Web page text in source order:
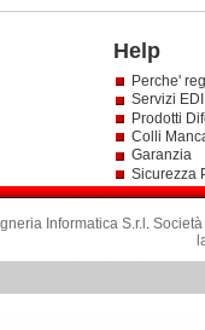
Help
Perche'
Servizi
Prodotti
Colli
Garanzia
Sicurezza
Informatica S.r.l .